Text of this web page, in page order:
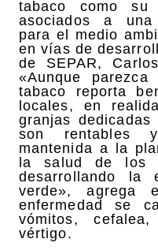
tabaco como su
asociados a una
para el medio
en vías de
de SEPAR,
«Aunque
tabaco reporta
locales, en
granjas
son rentables
mantenida a la
la salud de los
desarrollando la
verde», agrega
enfermedad se
vómitos,
vértigo.